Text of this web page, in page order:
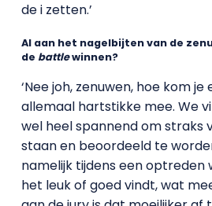
de i zetten.’
Al aan het nagelbijten van de
de battlewinnen?
‘Nee joh, zenuwen, hoe kom
allemaal hartstikke mee. We
wel heel spannend om straks
staan en beoordeeld te
namelijk tijdens een optreden
het leuk of goed vindt, wat